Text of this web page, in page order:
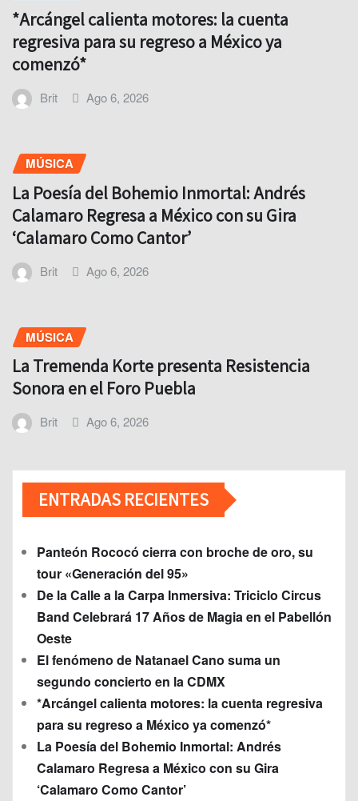
*Arcángel calienta motores: la cuenta
regresiva para su regreso a México ya
comenzó*
Brit Ago 6, 2026
MÚSICA
La Poesía del Bohemio Inmortal: Andrés
Calamaro Regresa a México con su Gira
‘Calamaro Como Cantor’
Brit Ago 6, 2026
MÚSICA
La Tremenda Korte presenta Resistencia
Sonora en el Foro Puebla
Brit Ago 6, 2026
ENTRADAS RECIENTES
Panteón Rococó cierra con broche de oro, su
tour «Generación del 95»
De la Calle a la Carpa Inmersiva: Triciclo Circus
Band Celebrará 17 Años de Magia en el Pabellón
Oeste
El fenómeno de Natanael Cano suma un
segundo concierto en la CDMX
*Arcángel calienta motores: la cuenta regresiva
para su regreso a México ya comenzó*
La Poesía del Bohemio Inmortal: Andrés
Calamaro Regresa a México con su Gira
‘Calamaro Como Cantor’